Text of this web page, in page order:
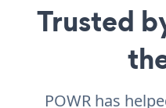
Trusted
POWR has